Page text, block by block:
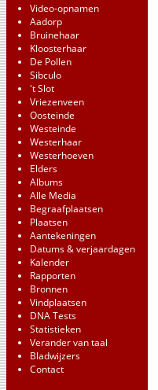
Video-opnamen
Aadorp
Bruinehaar
Kloosterhaar
De Pollen
Sibculo
't Slot
Vriezenveen
Oosteinde
Westeinde
Westerhaar
Westerhoeven
Elders
Albums
Alle Media
Begraafplaatsen
Plaatsen
Aantekeningen
Datums & verjaardagen
Kalender
Rapporten
Bronnen
Vindplaatsen
DNA Tests
Statistieken
Verander van taal
Bladwijzers
Contact